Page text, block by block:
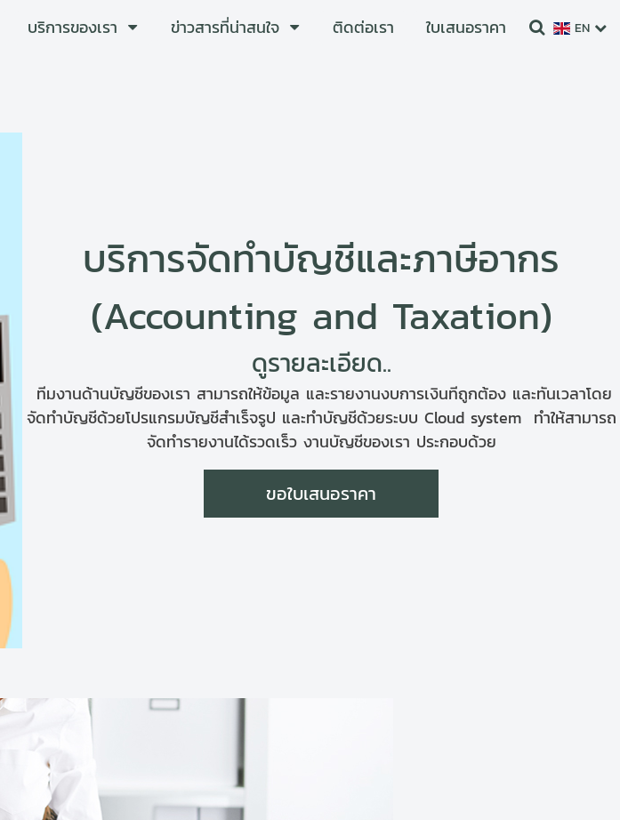
บริการของเรา ข่าวสารที่น่าสนใจ ติดต่อเรา ใบเสนอราคา EN
บริการจัดทำบัญชีและภาษีอากร
(Accounting and Taxation)
ดูรายละเอียด..
ทีมงานด้านบัญชีของเรา สามารถให้ข้อมูล และรายงานงบการเงินทีถูกต้อง และทันเวลาโดย
จัดทำบัญชีด้วยโปรแกรมบัญชีสำเร็จรูป และทำบัญชีด้วยระบบ Cloud system ทำให้สามารถ
จัดทำรายงานได้รวดเร็ว งานบัญชีของเรา ประกอบด้วย
ขอใบเสนอราคา